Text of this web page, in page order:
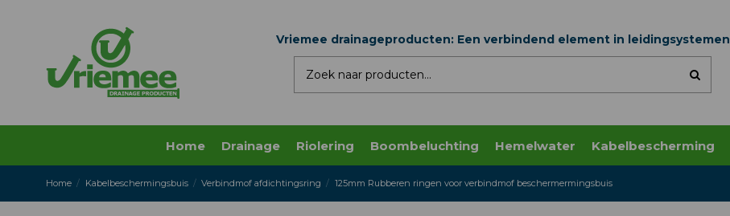
Vriemee drainageproducten: Een verbindend element in leidingsystemen
Home Drainage Riolering Boombeluchting Hemelwater Kabelbescherming
Home Kabelbeschermingsbuis Verbindmof afdichtingsring 125mm Rubberen ringen voor verbindmof beschermermingsbuis